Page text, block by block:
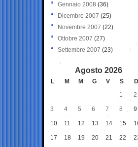
Gennaio 2008 (36)
Dicembre 2007 (25)
Novembre 2007 (22)
Ottobre 2007 (27)
Settembre 2007 (23)
Agosto 2026
L M M G V S
D
1
2
3 4 5 6 7 8 9
10 11 12 13 14 15
17 18 19 20 21 22